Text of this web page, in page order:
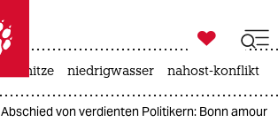
 taz zahl ich
taz zahl ich

taz zahl ich
hitze niedrigwasser nahost-konflikt
Abschied von verdienten Politikern: Bonn amour